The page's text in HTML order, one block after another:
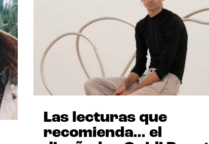
Las lecturas que
recomienda… el